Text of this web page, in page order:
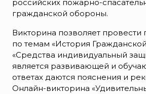
российских пожарно-
гражданской обороны.
Викторина позволяет провести
по темам «История
«Средства индивидуальный
является развивающей и
ответах даются пояснения и
Онлайн-викторина